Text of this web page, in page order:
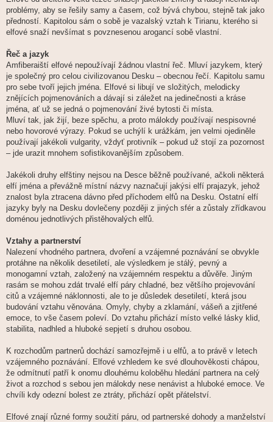
problémy, aby se řešily samy a časem, což bývá chybou, stejně tak jako
předností. Kapitolou sám o sobě je vazalský vztah k Tirianu, kterého si
elfové snaží nevšímat s povznesenou arogancí sobě vlastní.
Řeč a jazyk
Amfiberaiští elfové nepoužívají žádnou vlastní řeč. Mluví jazykem, který
je společný pro celou civilizovanou Desku – obecnou řečí. Kapitolu samu
pro sebe tvoří jejich jména. Elfové si libují ve složitých, melodicky
znějících pojmenováních a dávají si záležet na jedinečnosti a kráse
jména, ať už se jedná o pojmenování živé bytosti či místa.
Mluví tak, jak žijí, beze spěchu, a proto málokdy používají nespisovné
nebo hovorové výrazy. Pokud se uchýlí k urážkám, jen velmi ojediněle
používají jakékoli vulgarity, vždyť protivník – pokud už stojí za pozornost
– jde urazit mnohem sofistikovanějším způsobem.
Jakékoli druhy elfštiny nejsou na Desce běžně používané, ačkoli některá
elfí jména a převážně místní názvy naznačují jakýsi elfí prajazyk, jehož
znalost byla ztracena dávno před příchodem elfů na Desku. Ostatní elfí
jazyky byly na Desku dovlečeny později z jiných sfér a zůstaly zřídkavou
doménou jednotlivých přistěhovalých elfů.
Vztahy a partnerství
Nalezení vhodného partnera, dvoření a vzájemné poznávání se obvykle
protáhne na několik desetiletí, ale výsledkem je stálý, pevný a
monogamní vztah, založený na vzájemném respektu a důvěře. Jiným
rasám se mohou zdát trvalé elfí páry chladné, bez většího projevování
citů a vzájemné náklonnosti, ale to je důsledek desetiletí, která jsou
budování vztahu věnována. Omyly, chyby a zklamání, vášeň a zjitřené
emoce, to vše časem poleví. Do vztahu přichází místo velké lásky klid,
stabilita, nadhled a hluboké sepjetí s druhou osobou.
K rozchodům partnerů dochází samozřejmě i u elfů, a to právě v letech
vzájemného poznávání. Elfové vzhledem ke své dlouhověkosti chápou,
že odmítnutí patří k onomu dlouhému koloběhu hledání partnera na celý
život a rozchod s sebou jen málokdy nese nenávist a hluboké emoce. Ve
chvíli kdy odezní bolest ze ztráty, přichází opět přátelství.
Elfové znají různé formy soužití páru, od partnerské dohody a manželství